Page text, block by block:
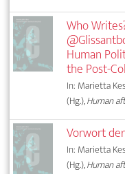
Who
Human
the Post-
In: Marietta
(Hg.),Human
Vorwort
In: Marietta
(Hg.),Human